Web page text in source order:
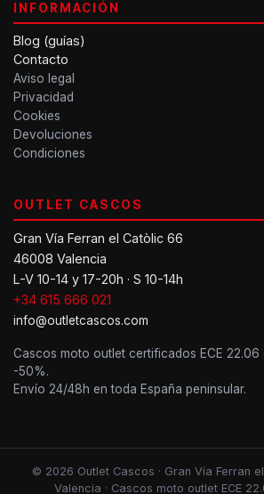
INFORMACIÓN
Blog (guías)
Contacto
Aviso legal
Privacidad
Cookies
Devoluciones
Condiciones
OUTLET CASCOS
Gran Vía Ferran el Catòlic 66
46008 Valencia
L-V 10-14 y 17-20h · S 10-14h
+34 615 666 021
info@outletcascos.com
Cascos moto outlet certificados ECE
-50%.
Envío 24/48h en toda España peninsular.
© 2026 Outlet Cascos · Gran Vía Ferran
Valencia · Cascos moto outlet ECE